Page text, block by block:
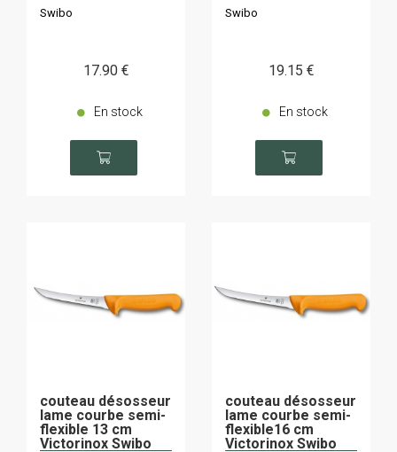
Swibo
17.90 €
En stock
Swibo
19.15 €
En stock
couteau désosseur
lame courbe semi-
flexible 13 cm
Victorinox Swibo
couteau désosseur
lame courbe semi-
flexible16 cm
Victorinox Swibo